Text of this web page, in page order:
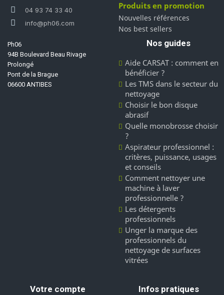
04 93 74 33 40
info@ph06.com
Ph06
94B Boulevard Beau Rivage
Prolongé
Pont de la Brague
06600 ANTIBES
Produits en promotion
Nouvelles références
Nos best sellers
Nos guides
Aide CARSAT : comment en
bénéficier ?
Les TMS dans le secteur du
nettoyage
Choisir le bon disque
abrasif
Quelle monobrosse choisir
?
Aspirateur professionnel :
critères, puissance, usages
et conseils
Comment nettoyer une
machine à laver
professionnelle ?
Les détergents
professionnels
Unger la marque des
professionnels du
nettoyage de surfaces
vitrées
Votre compte Infos pratiques